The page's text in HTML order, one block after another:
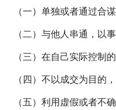
（一）单独或者通过合谋
（二）与他人串通，以事
（三）在自己实际控制的
（四）不以成交为目的，
（五）利用虚假或者不确